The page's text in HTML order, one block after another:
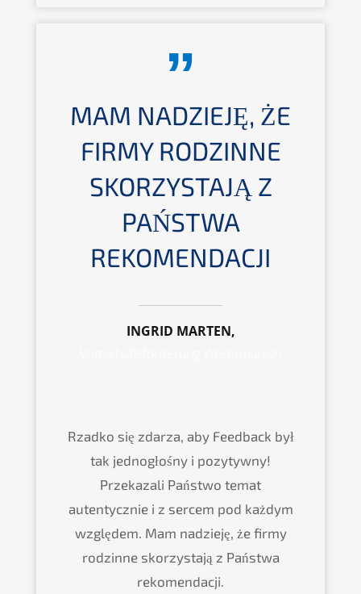
MAM NADZIEJĘ, ŻE
FIRMY RODZINNE
SKORZYSTAJĄ Z
PAŃSTWA
REKOMENDACJI
INGRID MARTEN,
Rzadko się zdarza, aby Feedback był
tak jednogłośny i pozytywny!
Przekazali Państwo temat
autentycznie i z sercem pod każdym
względem. Mam nadzieję, że firmy
rodzinne skorzystają z Państwa
rekomendacji.